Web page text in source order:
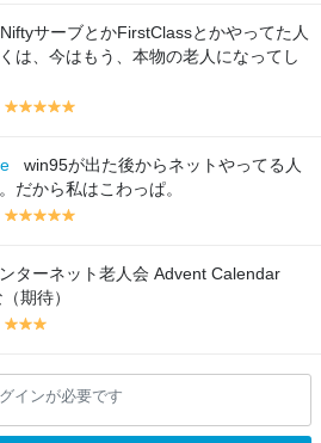
lo
w
lo
w
lolo
w
lo
w
lo
w
lo
w
lo
w
NiftyサーブとかFirstClassとかやってた人
は、今はもう、本物の老人になってし
y
lo
y
lo
w
y
lo
w
y
lo
w
lo
w
win95が出た後からネットやってる人
だから私はこわっぱ。
y
lo
w
y
lo
w
y
w
y
lo
w
lo
ターネット老人会 Advent Calendar
期待）
y
lo
w
y
lo
w
lo
w
インが必要です